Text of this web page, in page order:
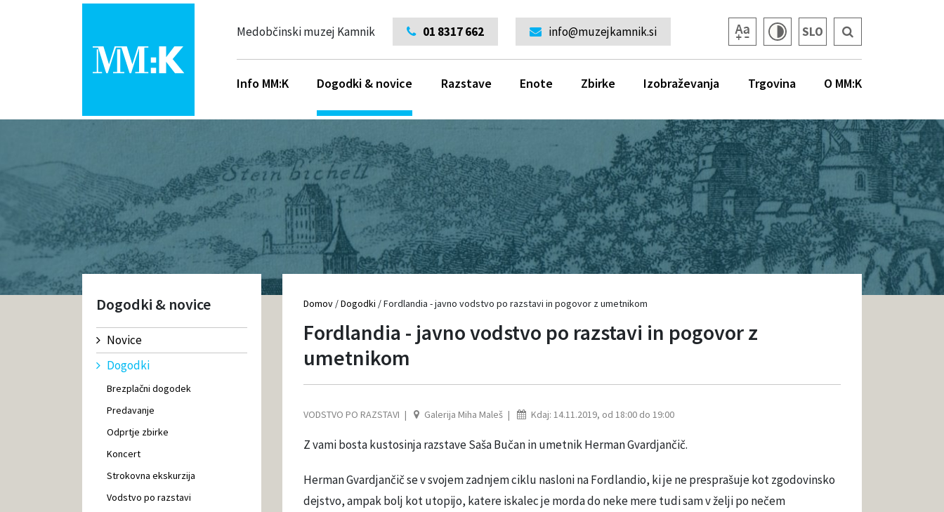
Medobčinski muzej Kamnik 01 8317 662 info@muzejkamnik.si SLO
Info MM:K Dogodki & novice Razstave Enote Zbirke Izobraževanja Trgovina O MM:K
Dogodki & novice
Novice
Dogodki
Brezplačni dogodek
Predavanje
Odprtje zbirke
Koncert
Strokovna ekskurzija
Vodstvo po razstavi
Domov /Dogodki /Fordlandia - javno vodstvo po razstavi in pogovor z umetnikom
Fordlandia - javno vodstvo po razstavi in pogovor z
umetnikom
VODSTVO PO RAZSTAVI Galerija Miha Maleš Kdaj: 14.11.2019, od 18:00 do 19:00
Z vami bosta kustosinja razstave Saša Bučan in umetnik Herman Gvardjančič.
Herman Gvardjančič se v svojem zadnjem ciklu nasloni na Fordlandio, ki je ne presprašuje kot zgodovinsko
dejstvo, ampak bolj kot utopijo, katere iskalec je morda do neke mere tudi sam v želji po nečem